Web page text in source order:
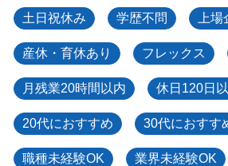
土日祝休み 学歴不問 上
産休・育休あり フレックス
月残業20時間以内 休日120日
20代におすすめ 30代におすす
職種未経験OK 業界未経験OK